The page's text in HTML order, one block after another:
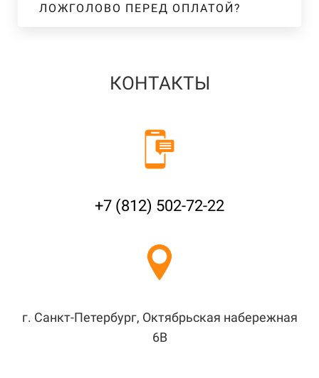
ЛОЖГОЛОВО ПЕРЕД ОПЛАТОЙ?
КОНТАКТЫ
+7 (812) 502-72-22
г. Санкт-Петербург, Октябрьская набережная
6В